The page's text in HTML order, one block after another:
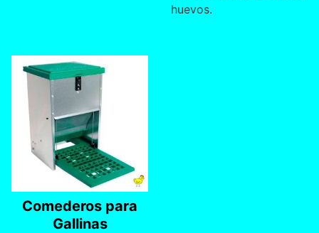
huevos.
Comederos para
Gallinas